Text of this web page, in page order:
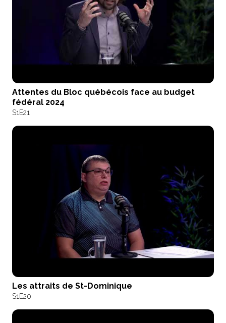
Attentes du Bloc québécois face au budget
fédéral 2024
S1E21
Les attraits de St-Dominique
S1E20